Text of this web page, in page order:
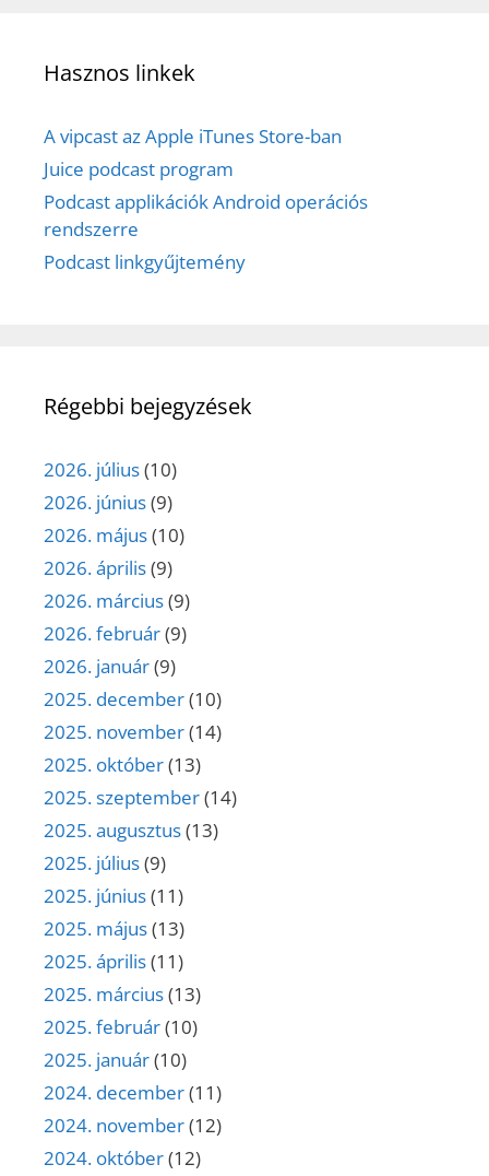
Hasznos linkek
A vipcast az Apple iTunes Store-ban
Juice podcast program
Podcast applikációk Android operációs
rendszerre
Podcast linkgyűjtemény
Régebbi bejegyzések
2026. július(10)
2026. június(9)
2026. május(10)
2026. április(9)
2026. március(9)
2026. február(9)
2026. január(9)
2025. december(10)
2025. november(14)
2025. október(13)
2025. szeptember(14)
2025. augusztus(13)
2025. július(9)
2025. június(11)
2025. május(13)
2025. április(11)
2025. március(13)
2025. február(10)
2025. január(10)
2024. december(11)
2024. november(12)
2024. október(12)